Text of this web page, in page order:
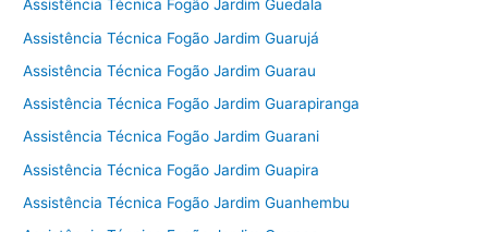
Assistência Técnica Fogão Jardim Guedala
Assistência Técnica Fogão Jardim Guarujá
Assistência Técnica Fogão Jardim Guarau
Assistência Técnica Fogão Jardim Guarapiranga
Assistência Técnica Fogão Jardim Guarani
Assistência Técnica Fogão Jardim Guapira
Assistência Técnica Fogão Jardim Guanhembu